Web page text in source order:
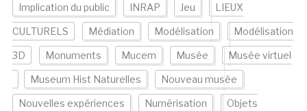
Implication du public INRAP Jeu LIEUX
CULTURELS Médiation Modélisation Modélisation
3D Monuments Mucem Musée Musée virtuel
Museum Hist Naturelles Nouveau musée
Nouvelles expériences Numérisation Objets